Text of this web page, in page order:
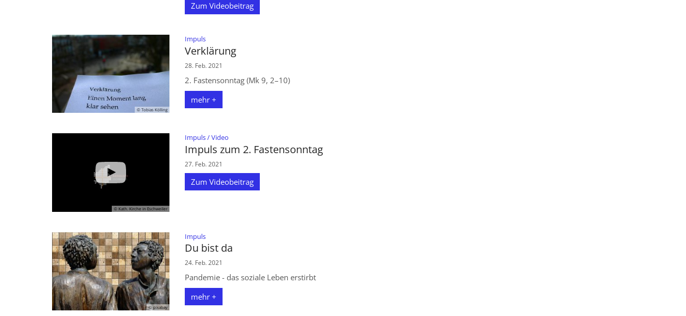
© Eschweiler katholisch
Zum Videobeitrag
© Tobias Kölling
Impuls:
Verklärung
28. Feb. 2021
2. Fastensonntag (Mk 9, 2–10)
mehr +
© Kath. Kirche in Eschweiler
Impuls / Video
Impuls zum 2. Fastensonntag
27. Feb. 2021
Zum Videobeitrag
© pixabay
Impuls:
Du bist da
24. Feb. 2021
Pandemie - das soziale Leben erstirbt
mehr +